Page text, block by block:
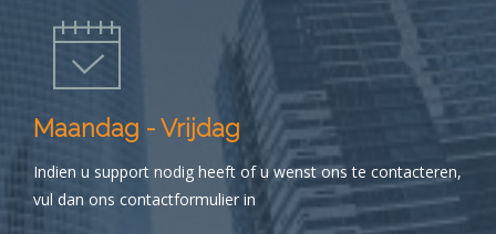
Maandag - Vrijdag
Indien u support nodig heeft of u wenst ons te contacteren,
vul dan ons contactformulier in